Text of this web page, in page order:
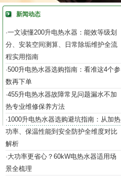
新闻动态
·一文读懂200升电热水器：能效等级划
分、安装空间测算、日常除垢维护全流
程实用指南
·500升电热水器选购指南：看准这4个参
数再下单
·455升电热水器故障常见问题漏水不加
热专业维修保养方法
·1000升电热水器选购避坑指南：从加热
功率、保温性能到安全防护全维度对比
解析
·大功率更省心？60kW电热水器适用场
景全梳理